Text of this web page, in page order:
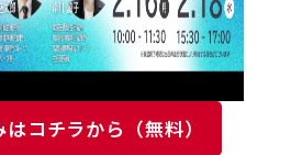
コチラから（無料）